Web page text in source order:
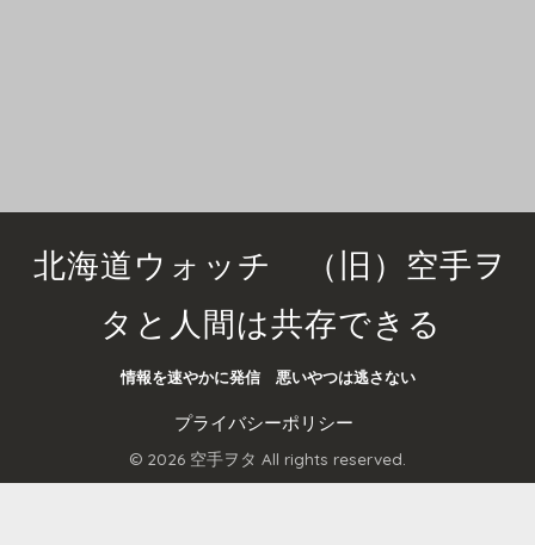
北海道ウォッチ （旧）空手ヲ
タと人間は共存できる
情報を速やかに発信 悪いやつは逃さない
プライバシーポリシー
© 2026 空手ヲタ All rights reserved.